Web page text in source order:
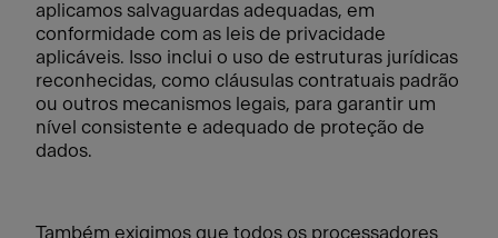
aplicamos salvaguardas adequadas, em
conformidade com as leis de privacidade
aplicáveis. Isso inclui o uso de estruturas jurídicas
reconhecidas, como cláusulas contratuais padrão
ou outros mecanismos legais, para garantir um
nível consistente e adequado de proteção de
dados.
Também exigimos que todos os processadores